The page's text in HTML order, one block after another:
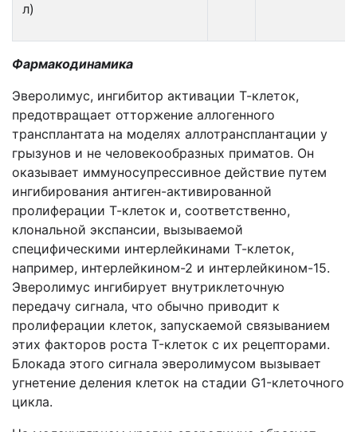
л)
Фармакодинамика
Эверолимус, ингибитор активации Т-клеток,
предотвращает отторжение аллогенного
трансплантата на моделях аллотрансплантации у
грызунов и не человекообразных приматов. Он
оказывает иммуносупрессивное действие путем
ингибирования антиген-активированной
пролиферации Т-клеток и, соответственно,
клональной экспансии, вызываемой
специфическими интерлейкинами Т-клеток,
например, интерлейкином-2 и интерлейкином-15.
Эверолимус ингибирует внутриклеточную
передачу сигнала, что обычно приводит к
пролиферации клеток, запускаемой связыванием
этих факторов роста T-клеток с их рецепторами.
Блокада этого сигнала эверолимусом вызывает
угнетение деления клеток на стадии G1-клеточного
цикла.